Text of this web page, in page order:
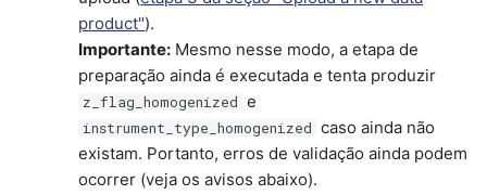
product").
Importante: Mesmo nesse modo, a etapa de
preparação ainda é executada e tenta produzir
z_flag_homogenized e
instrument_type_homogenized caso ainda não
existam. Portanto, erros de validação ainda podem
ocorrer (veja os avisos abaixo).